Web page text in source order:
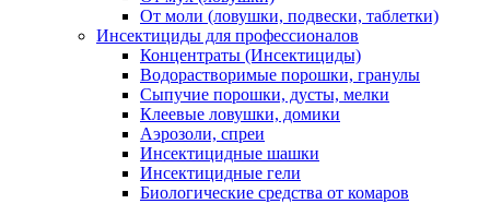
От моли (ловушки, подвески, таблетки)
Инсектициды для профессионалов
Концентраты (Инсектициды)
Водорастворимые порошки, гранулы
Сыпучие порошки, дусты, мелки
Клеевые ловушки, домики
Аэрозоли, спреи
Инсектицидные шашки
Инсектицидные гели
Биологические средства от комаров